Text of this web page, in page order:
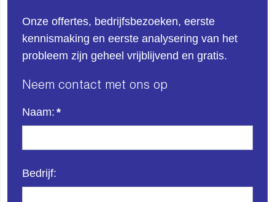
Onze offertes, bedrijfsbezoeken, eerste
kennismaking en eerste analysering van het
probleem zijn geheel vrijblijvend en gratis.
Neem contact met ons op
Naam: *
Bedrijf: